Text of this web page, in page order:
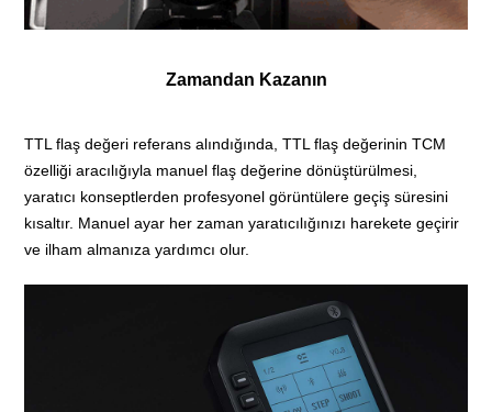
Zamandan Kazanın
TTL flaş değeri referans alındığında, TTL flaş değerinin TCM
özelliği aracılığıyla manuel flaş değerine dönüştürülmesi,
yaratıcı konseptlerden profesyonel görüntülere geçiş süresini
kısaltır. Manuel ayar her zaman yaratıcılığınızı harekete geçirir
ve ilham almanıza yardımcı olur.